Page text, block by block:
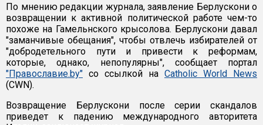
По мнению редакции журнала, заявление Берлускони о
возвращении к активной политической работе чем-то
похоже на Гамельнского крысолова. Берлускони давал
"заманчивые обещания", чтобы отвлечь избирателей от
"добродетельного пути и привести к реформам,
которые, однако, непопулярны", сообщает портал
"Православие.by" со ссылкой на Catholic World News
(CWN).
Возвращение Берлускони после серии скандалов
приведет к падению международного авторитета